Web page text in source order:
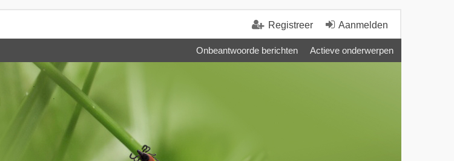
Aanmelden
Registreer
Onbeantwoorde berichten Actieve onderwerpen